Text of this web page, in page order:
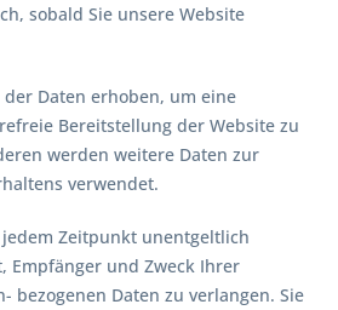
sobald Sie unsere Website
Daten erhoben, um eine
Bereitstellung der Website zu
werden weitere Daten zur
verwendet.
Zeitpunkt unentgeltlich
Empfänger und Zweck Ihrer
bezogenen Daten zu verlangen. Sie